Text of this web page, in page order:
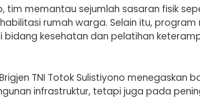
tim memantau sejumlah sasaran fisik
rumah warga. Selain itu, program
kesehatan dan pelatihan
TNI Totok Sulistiyono menegaskan
infrastruktur, tetapi juga pada